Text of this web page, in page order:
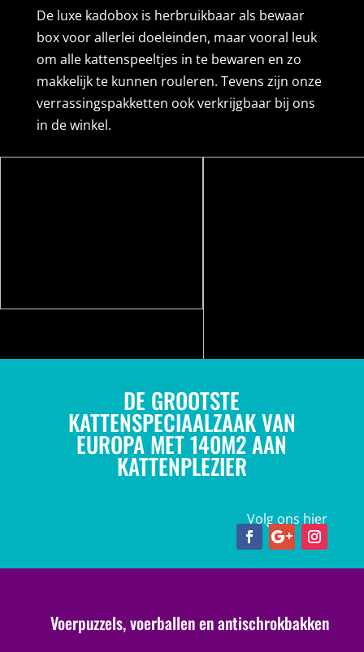
De luxe kadobox is herbruikbaar als bewaar
box voor allerlei doeleinden, maar vooral leuk
om alle kattenspeeltjes in te bewaren en zo
makkelijk te kunnen rouleren. Tevens zijn onze
verrassingspakketten ook verkrijgbaar bij ons
in de winkel.
DE GROOTSTE
KATTENSPECIAALZAAK VAN
EUROPA MET 140M2 AAN
KATTENPLEZIER
Volg ons hier
Voerpuzzels, voerballen en antischrokbakken